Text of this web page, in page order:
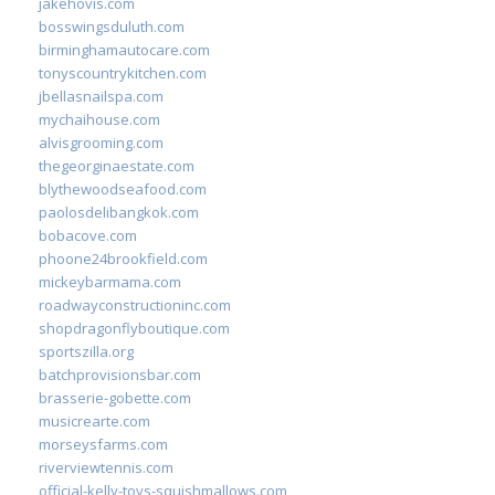
bosswingsduluth.com
birminghamautocare.com
tonyscountrykitchen.com
jbellasnailspa.com
mychaihouse.com
alvisgrooming.com
thegeorginaestate.com
blythewoodseafood.com
paolosdelibangkok.com
bobacove.com
phoone24brookfield.com
mickeybarmama.com
roadwayconstructioninc.com
shopdragonflyboutique.com
sportszilla.org
batchprovisionsbar.com
brasserie-gobette.com
musicrearte.com
morseysfarms.com
riverviewtennis.com
official-kelly-toys-squishmallows.com